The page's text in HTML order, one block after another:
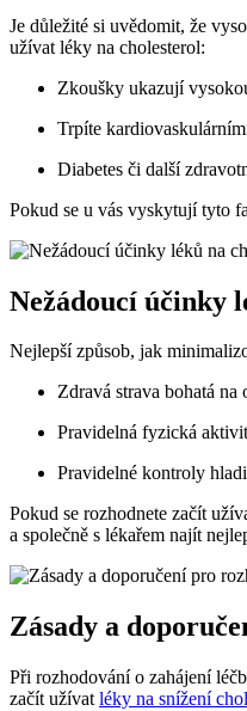
Je důležité si uvědomit, že
užívat léky na cholesterol:
Zkoušky ukazují
Trpíte
Diabetes či další
Pokud se u vás vyskytují tyto
Nežádoucí účinky
Nejlepší způsob, jak
Zdravá strava bohatá
Pravidelná fyzická
Pravidelné kontroly
Pokud se rozhodnete začít
a společně s lékařem najít
Zásady a
Při rozhodování o zahájení
začít užívat léky na snížení